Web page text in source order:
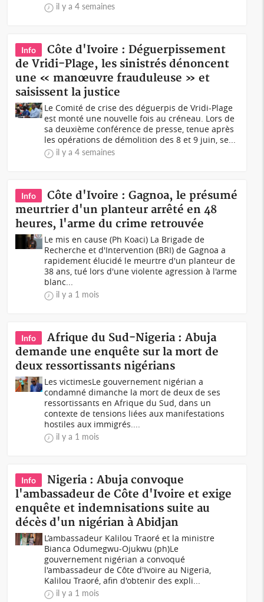
il y a 4 semaines
Info
Côte d'Ivoire : Déguerpissement
de Vridi-Plage, les sinistrés dénoncent
une « manœuvre frauduleuse » et
saisissent la justice
Le Comité de crise des déguerpis de Vridi-Plage
est monté une nouvelle fois au créneau. Lors de
sa deuxième conférence de presse, tenue après
les opérations de démolition des 8 et 9 juin, se...
il y a 4 semaines
Info
Côte d'Ivoire : Gagnoa, le présumé
meurtrier d'un planteur arrêté en 48
heures, l'arme du crime retrouvée
Le mis en cause (Ph Koaci) La Brigade de
Recherche et d'Intervention (BRI) de Gagnoa a
rapidement élucidé le meurtre d'un planteur de
38 ans, tué lors d'une violente agression à l'arme
blanc...
il y a 1 mois
Info
Afrique du Sud-Nigeria : Abuja
demande une enquête sur la mort de
deux ressortissants nigérians
Les victimesLe gouvernement nigérian a
condamné dimanche la mort de deux de ses
ressortissants en Afrique du Sud, dans un
contexte de tensions liées aux manifestations
hostiles aux immigrés....
il y a 1 mois
Info
Nigeria : Abuja convoque
l'ambassadeur de Côte d'Ivoire et exige
enquête et indemnisations suite au
décès d'un nigérian à Abidjan
L’ambassadeur Kalilou Traoré et la ministre
Bianca Odumegwu-Ojukwu (ph)Le
gouvernement nigérian a convoqué
l'ambassadeur de Côte d'Ivoire au Nigeria,
Kalilou Traoré, afin d'obtenir des expli...
il y a 1 mois